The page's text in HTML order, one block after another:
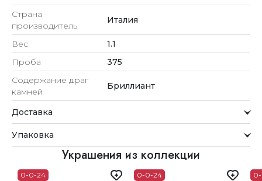
Страна
производитель
Италия
Вес
1.1
Проба
375
Содержание драг
камней
Бриллиант
Доставка
Мы стремимся обрабатывать заказы максимально
быстро и доставлять их прямо до вашей двери в
удобное для вас время.
Доставка
Упаковка
Внимание к деталям
Каждое украшение проходит тщательную проверку
перед отправкой.
Украшения из коллекции
0-0-24 0-0-24